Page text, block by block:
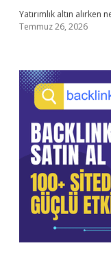
Yatırımlık altın
Temmuz 26, 2026